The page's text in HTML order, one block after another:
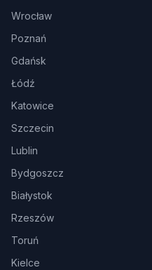
Wrocław
Poznań
Gdańsk
Łódź
Katowice
Szczecin
Lublin
Bydgoszcz
Białystok
Rzeszów
Toruń
Kielce